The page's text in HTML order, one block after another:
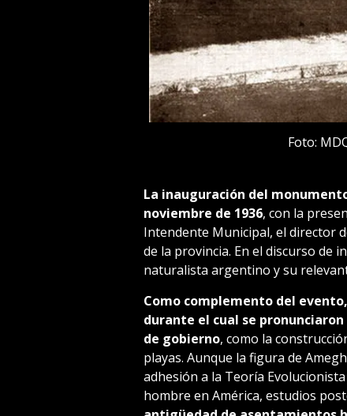
Foto:
La inauguración del
noviembre de 1936, con la
Intendente Municipal, el director
de la provincia. En el discurso de
naturalista argentino y su
Como complemento del
durante el cual se
de gobierno, como la
playas. Aunque la figura de
adhesión a la Teoría
hombre en América, estudios